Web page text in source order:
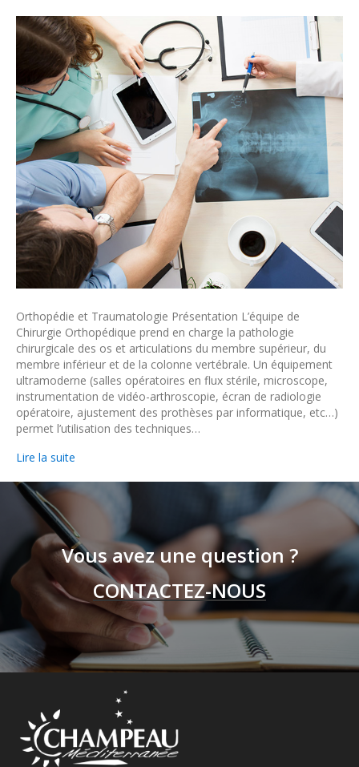
Orthopédie et Traumatologie Présentation L’équipe de
Chirurgie Orthopédique prend en charge la pathologie
chirurgicale des os et articulations du membre supérieur, du
membre inférieur et de la colonne vertébrale. Un équipement
ultramoderne (salles opératoires en flux stérile, microscope,
instrumentation de vidéo-arthroscopie, écran de radiologie
opératoire, ajustement des prothèses par informatique, etc…)
permet l’utilisation des techniques…
Lire la suite
Vous avez une question ?
CONTACTEZ-NOUS